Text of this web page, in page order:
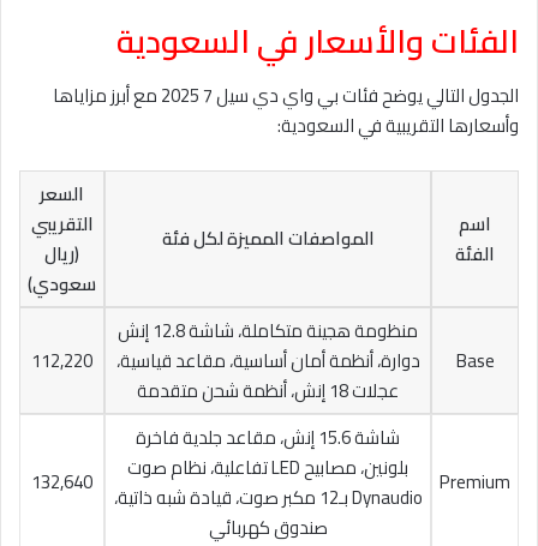
الفئات والأسعار في السعودية
الجدول التالي يوضح فئات بي واي دي سيل 7 2025 مع أبرز مزاياها
وأسعارها التقريبية في السعودية:
اسم
الفئة
المواصفات المميزة لكل فئة
السعر
التقريبي
(ريال
سعودي)
Base
منظومة هجينة متكاملة، شاشة 12.8 إنش
دوارة، أنظمة أمان أساسية، مقاعد قياسية،
عجلات 18 إنش، أنظمة شحن متقدمة
112,220
Premium
شاشة 15.6 إنش، مقاعد جلدية فاخرة
بلونين، مصابيح LED تفاعلية، نظام صوت
Dynaudio بـ12 مكبر صوت، قيادة شبه ذاتية،
صندوق كهربائي
132,640